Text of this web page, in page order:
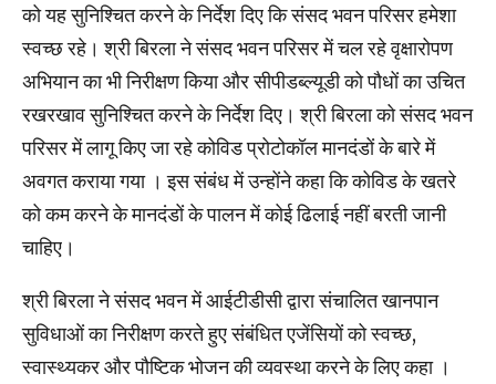
को यह सुनिश्चित करने के निर्देश दिए कि संसद भवन परिसर हमेशा
स्वच्छ रहे। श्री बिरला ने संसद भवन परिसर में चल रहे वृक्षारोपण
अभियान का भी निरीक्षण किया और सीपीडब्ल्यूडी को पौधों का उचित
रखरखाव सुनिश्चित करने के निर्देश दिए। श्री बिरला को संसद भवन
परिसर में लागू किए जा रहे कोविड प्रोटोकॉल मानदंडों के बारे में
अवगत कराया गया । इस संबंध में उन्होंने कहा कि कोविड के खतरे
को कम करने के मानदंडों के पालन में कोई ढिलाई नहीं बरती जानी
चाहिए।
श्री बिरला ने संसद भवन में आईटीडीसी द्वारा संचालित खानपान
सुविधाओं का निरीक्षण करते हुए संबंधित एजेंसियों को स्वच्छ,
स्वास्थ्यकर और पौष्टिक भोजन की व्यवस्था करने के लिए कहा ।